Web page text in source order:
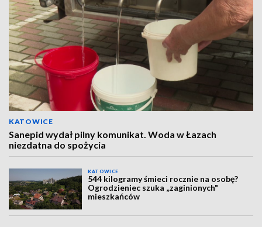
KATOWICE
Sanepid wydał pilny komunikat. Woda w Łazach
niezdatna do spożycia
KATOWICE
544 kilogramy śmieci rocznie na osobę?
Ogrodzieniec szuka „zaginionych"
mieszkańców